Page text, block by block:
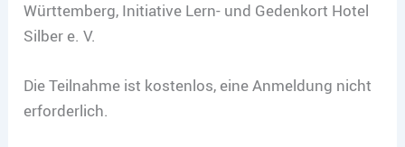
Württemberg, Initiative Lern- und Gedenkort Hotel
Silber e. V.
Die Teilnahme ist kostenlos, eine Anmeldung nicht
erforderlich.